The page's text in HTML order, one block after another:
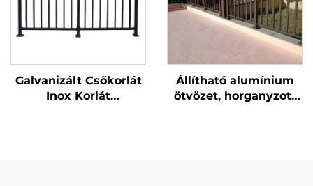
Galvanizált Csőkorlát
Inox Korlát
Állítható alumínium
ötvözet, horganyzott